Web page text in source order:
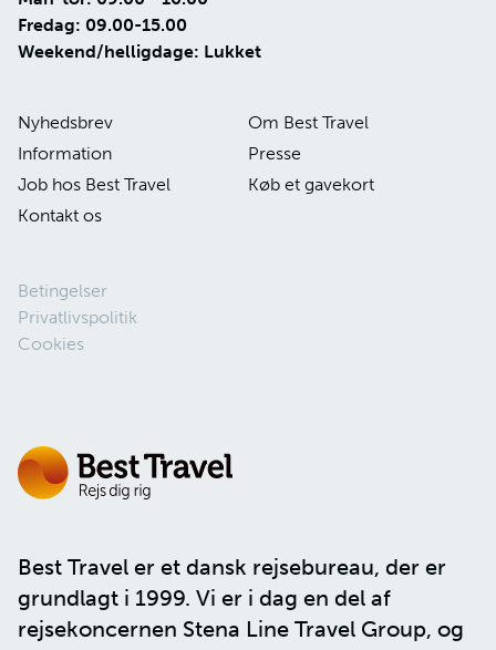
Information
Best Travel er et dansk rejsebureau, der er
grundlagt i 1999. Vi er i dag en del af
rejsekoncernen Stena Line Travel Group, og
Fredag: 09.00-15.00
Weekend/helligdage: Lukket
Nyhedsbrev
Om Best Travel
Information
Presse
Job hos Best Travel
Køb et gavekort
Kontakt os
Betingelser
Privatlivspolitik
Cookies